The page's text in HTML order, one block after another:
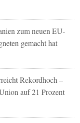
zum neuen EU-
gemacht hat
Rekordhoch –
auf 21 Prozent